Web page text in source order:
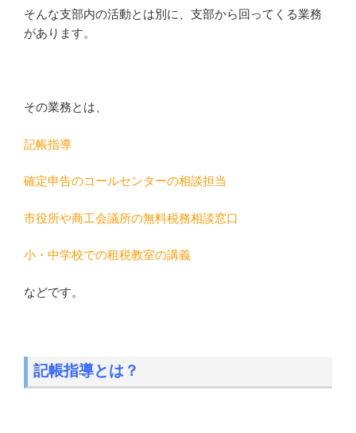
そんな支部内の活動とは別に、支部から回ってくる業務
があります。
その業務とは、
記帳指導
確定申告のコールセンターの相談担当
市役所や商工会議所の無料税務相談窓口
小・中学校での租税教室の講義
などです。
記帳指導とは？